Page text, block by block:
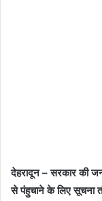
देहरादून – सरकार की
से पंहुचाने के लिए सूचना